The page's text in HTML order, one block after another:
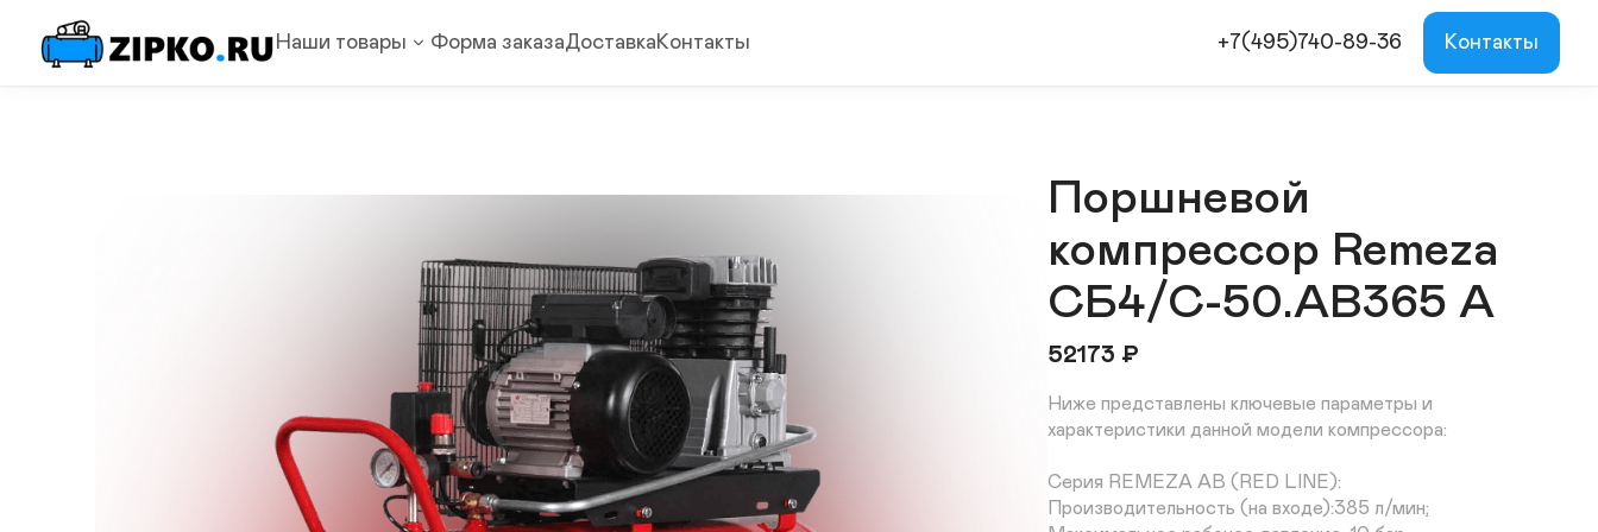
Наши товары Форма заказаДоставкаКонтакты +7(495)740-89-36 Контакты
Поршневой
компрессор Remeza
СБ4/С-50.АВ365 A
52173 ₽
Ниже представлены ключевые параметры и
характеристики данной модели компрессора:
Серия REMEZA AB (RED LINE):
Производительность (на входе):385 л/мин;